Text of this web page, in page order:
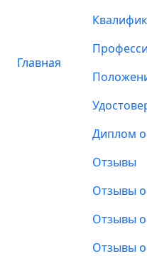
Главная
Диплом о
Отзывы
Отзывы о
Отзывы
Отзывы